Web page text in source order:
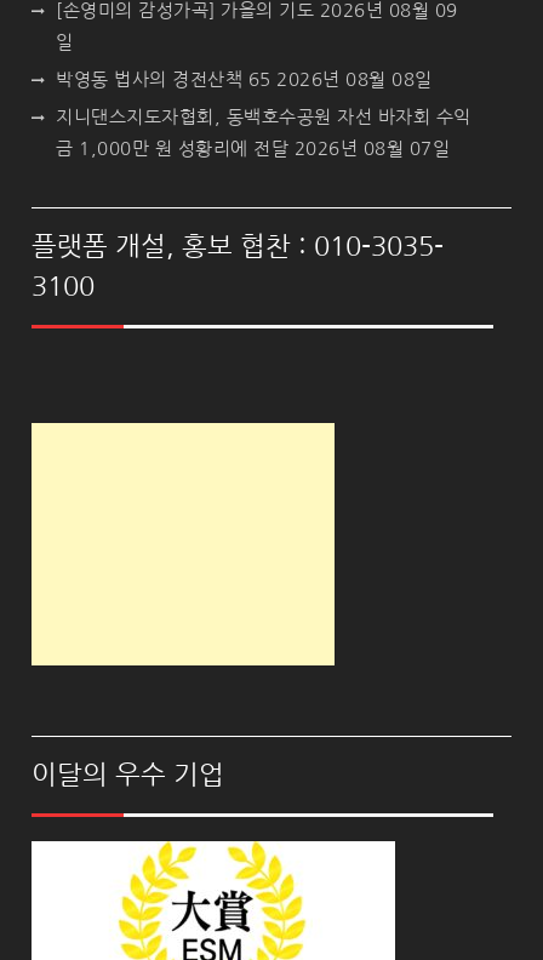
[손영미의 감성가곡] 가을의 기도 2026년 08월 09
일
박영동 법사의 경전산책 65 2026년 08월 08일
지니댄스지도자협회, 동백호수공원 자선 바자회 수익
금 1,000만 원 성황리에 전달 2026년 08월 07일
플랫폼 개설, 홍보 협찬 : 010-3035-
3100
이달의 우수 기업